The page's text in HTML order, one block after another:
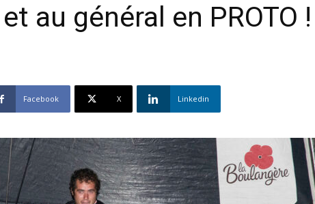
et au général en PROTO !
Facebook X Linkedin